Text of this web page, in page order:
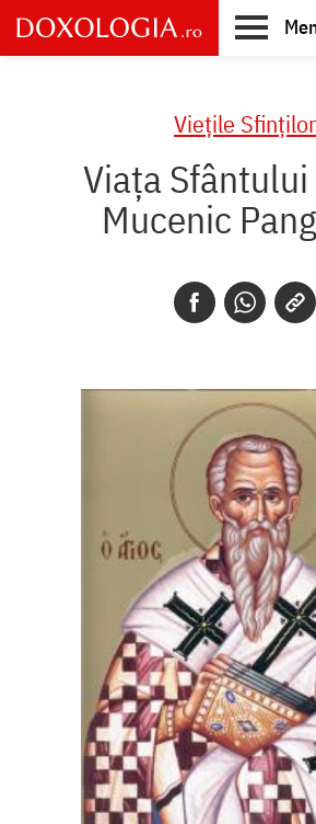
Skip
to
main
Vieţile Sfinţilor
Viața
Mucenic